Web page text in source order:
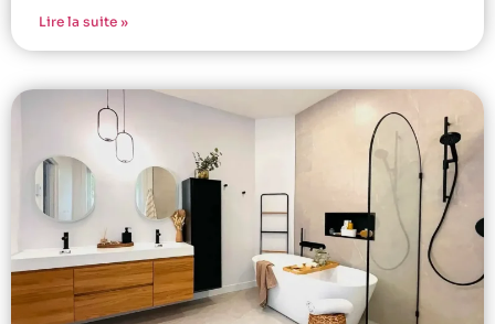
Lire la suite »